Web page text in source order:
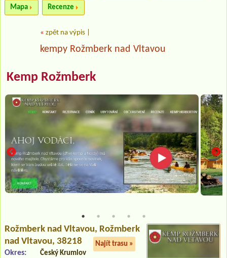
Mapa Recenze
« zpět na výpis
kempy Rožmberk nad Vltavou
Kemp Rožmberk
Rožmberk nad Vltavou, Rožmberk
nad Vltavou, 38218
Najít trasu »
Okres: Český Krumlov